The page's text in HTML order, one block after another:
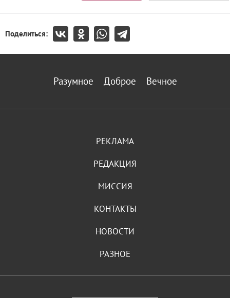
Поделиться:
Разумное Доброе Вечное
РЕКЛАМА
РЕДАКЦИЯ
МИССИЯ
КОНТАКТЫ
НОВОСТИ
РАЗНОЕ